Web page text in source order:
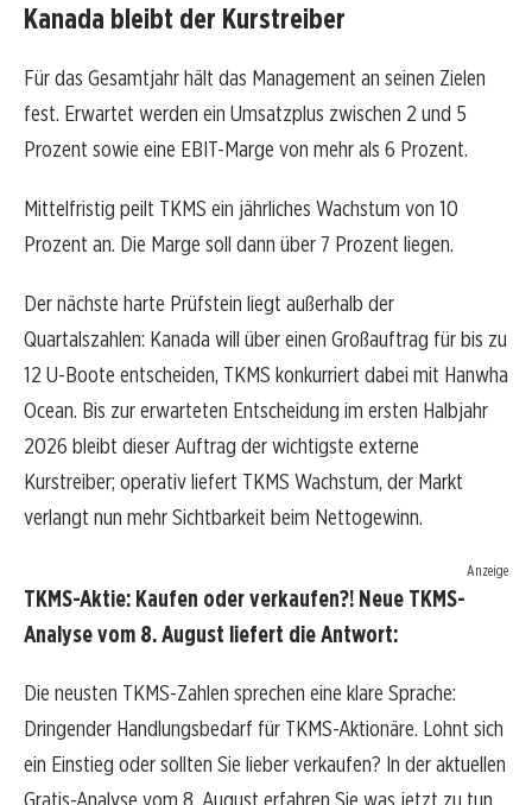
Kanada bleibt der Kurstreiber
Für das Gesamtjahr hält das Management an seinen Zielen
fest. Erwartet werden ein Umsatzplus zwischen 2 und 5
Prozent sowie eine EBIT-Marge von mehr als 6 Prozent.
Mittelfristig peilt TKMS ein jährliches Wachstum von 10
Prozent an. Die Marge soll dann über 7 Prozent liegen.
Der nächste harte Prüfstein liegt außerhalb der
Quartalszahlen: Kanada will über einen Großauftrag für bis zu
12 U-Boote entscheiden, TKMS konkurriert dabei mit Hanwha
Ocean. Bis zur erwarteten Entscheidung im ersten Halbjahr
2026 bleibt dieser Auftrag der wichtigste externe
Kurstreiber; operativ liefert TKMS Wachstum, der Markt
verlangt nun mehr Sichtbarkeit beim Nettogewinn.
Anzeige
TKMS-Aktie: Kaufen oder verkaufen?! Neue TKMS-
Analyse vom 8. August liefert die Antwort:
Die neusten TKMS-Zahlen sprechen eine klare Sprache:
Dringender Handlungsbedarf für TKMS-Aktionäre. Lohnt sich
ein Einstieg oder sollten Sie lieber verkaufen? In der aktuellen